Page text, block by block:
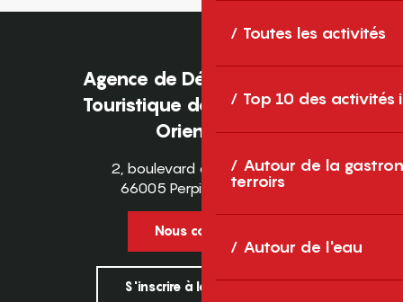
Toutes les activités
Top 10 des activités
Autour de la
terroirs
Autour de l'eau
Agence de Développement
Touristique des Pyrénées-
Orientales
2, boulevard des Pyrénées
66005 Perpignan Cedex
Nous contacter
S'inscrire à la newsletter